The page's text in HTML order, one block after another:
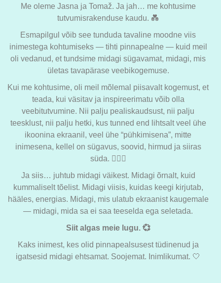
Me oleme Jasna ja Tomaž. Ja jah… me kohtusime
tutvumisrakenduse kaudu. 💑
Esmapilgul võib see tunduda tavaline moodne viis
inimestega kohtumiseks — tihti pinnapealne — kuid meil
oli vedanud, et tundsime midagi sügavamat, midagi, mis
ületas tavapärase veebikogemuse.
Kui me kohtusime, oli meil mõlemal piisavalt kogemust, et
teada, kui väsitav ja inspireerimatu võib olla
veebitutvumine. Nii palju pealiskaudsust, nii palju
teesklust, nii palju hetki, kus tunned end lihtsalt veel ühe
ikoonina ekraanil, veel ühe “pühkimisena”, mitte
inimesena, kellel on sügavus, soovid, hirmud ja siiras
süda. 😮‍💨💔
Ja siis… juhtub midagi väikest. Midagi õrnalt, kuid
kummaliselt tõelist. Midagi viisis, kuidas keegi kirjutab,
hääles, energias. Midagi, mis ulatub ekraanist kaugemale
— midagi, mida sa ei saa teeselda ega seletada.
Siit algas meie lugu. 💞
Kaks inimest, kes olid pinnapealsusest tüdinenud ja
igatsesid midagi ehtsamat. Soojemat. Inimlikumat. 🤍